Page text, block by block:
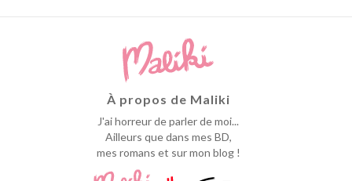
À propos de Maliki
J'ai horreur de parler de moi...
Ailleurs que dans mes BD,
mes romans et sur mon blog !